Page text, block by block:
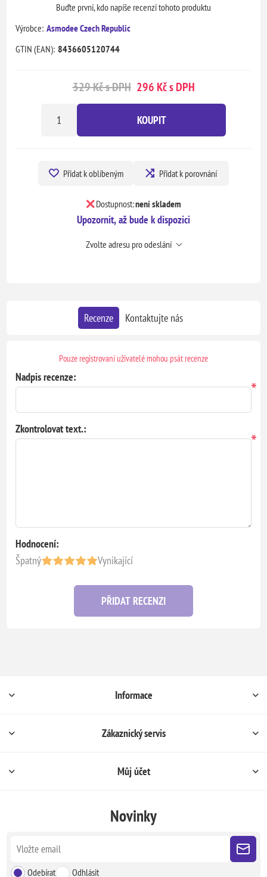
Buďte první, kdo napíše recenzi tohoto produktu
Výrobce: Asmodee Czech Republic
GTIN (EAN): 8436605120744
329 Kč s DPH 296 Kč s DPH
KOUPIT
Přidat k oblíbeným Přidat k porovnání
Dostupnost:není skladem
Upozornit, až bude k dispozici
Zvolte adresu pro odeslání
Recenze Kontaktujte nás
Pouze registrovaní uživatelé mohou psát recenze
Nadpis recenze:
*
Zkontrolovat text.:
*
Hodnocení:
Špatný
Vynikající
PŘIDAT RECENZI
Informace
Zákaznický servis
Můj účet
Novinky
Odebírat Odhlásit